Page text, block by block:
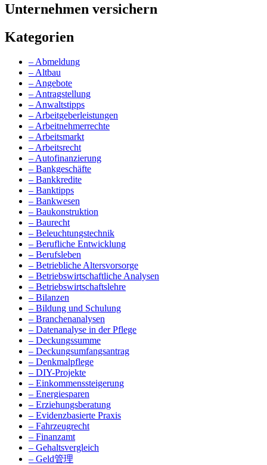
Unternehmen versichern
Kategorien
– Abmeldung
– Altbau
– Angebote
– Antragstellung
– Anwaltstipps
– Arbeitgeberleistungen
– Arbeitnehmerrechte
– Arbeitsmarkt
– Arbeitsrecht
– Autofinanzierung
– Bankgeschäfte
– Bankkredite
– Banktipps
– Bankwesen
– Baukonstruktion
– Baurecht
– Beleuchtungstechnik
– Berufliche Entwicklung
– Berufsleben
– Betriebliche Altersvorsorge
– Betriebswirtschaftliche Analysen
– Betriebswirtschaftslehre
– Bilanzen
– Bildung und Schulung
– Branchenanalysen
– Datenanalyse in der Pflege
– Deckungssumme
– Deckungsumfangsantrag
– Denkmalpflege
– DIY-Projekte
– Einkommenssteigerung
– Energiesparen
– Erziehungsberatung
– Evidenzbasierte Praxis
– Fahrzeugrecht
– Finanzamt
– Gehaltsvergleich
– Geld管理